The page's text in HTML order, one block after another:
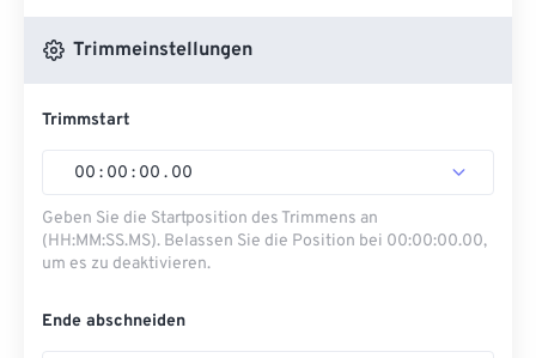
Trimmeinstellungen
Trimmstart
00 : 00 : 00 . 00
Geben Sie die Startposition des Trimmens an
(HH:MM:SS.MS). Belassen Sie die Position bei 00:00:00.00,
um es zu deaktivieren.
Ende abschneiden